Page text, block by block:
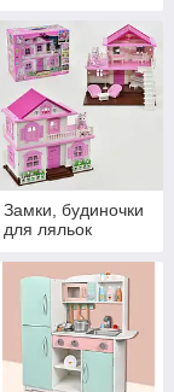
Замки, будиночки
для ляльок